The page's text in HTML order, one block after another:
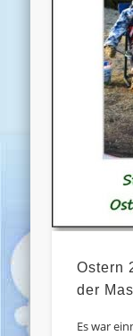
Ostern
der
Es war